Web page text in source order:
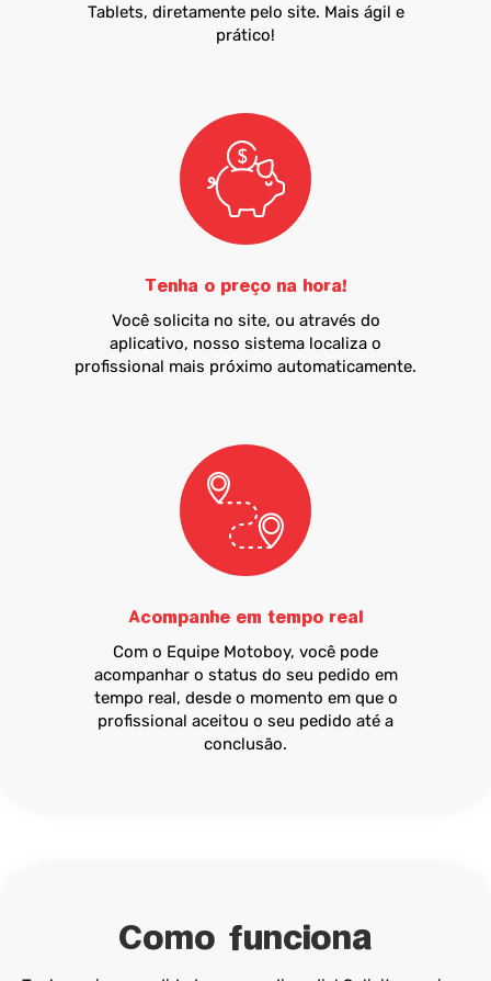
Tablets, diretamente pelo site. Mais ágil e
prático!
Tenha o preço na hora!
Você solicita no site, ou através do
aplicativo, nosso sistema localiza o
profissional mais próximo automaticamente.
Acompanhe em tempo real
Com o Equipe Motoboy, você pode
acompanhar o status do seu pedido em
tempo real, desde o momento em que o
profissional aceitou o seu pedido até a
conclusão.
Como funciona